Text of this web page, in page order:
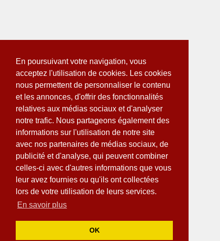
En poursuivant votre navigation, vous
acceptez l'utilisation de cookies. Les cookies
nous permettent de personnaliser le contenu
et les annonces, d'offrir des fonctionnalités
relatives aux médias sociaux et d'analyser
notre trafic. Nous partageons également des
informations sur l'utilisation de notre site
avec nos partenaires de médias sociaux, de
publicité et d'analyse, qui peuvent combiner
celles-ci avec d'autres informations que vous
leur avez fournies ou qu'ils ont collectées
lors de votre utilisation de leurs services.
En savoir plus
OK